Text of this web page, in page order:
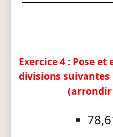
Exercice 4 : Pose
divisions suivantes
(arrondir